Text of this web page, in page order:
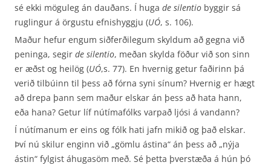
sé ekki möguleg án dauðans. Í huga de silentio byggir sá
ruglingur á örgustu efnishyggju (UÓ, s. 106).
Maður hefur engum siðferðilegum skyldum að gegna við
peninga, segir de silentio, meðan skylda föður við son sinn
er æðst og heilög (UÓ,s. 77). En hvernig getur faðirinn þá
verið tilbúinn til þess að fórna syni sínum? Hvernig er hægt
að drepa þann sem maður elskar án þess að hata hann,
eða hana? Getur líf nútímafólks varpað ljósi á vandann?
Í nútímanum er eins og fólk hati jafn mikið og það elskar.
Því nú skilur enginn við „gömlu ástina“ án þess að „nýja
ástin“ fylgist áhugasöm með. Sé þetta þverstæða á hún þó